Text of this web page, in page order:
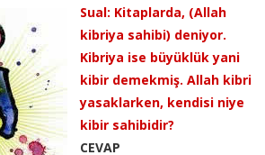
Sual: Kitaplarda, (Allah
kibriya sahibi) deniyor.
Kibriya ise büyüklük yani
kibir demekmiş. Allah kibri
yasaklarken, kendisi niye
kibir sahibidir?
CEVAP